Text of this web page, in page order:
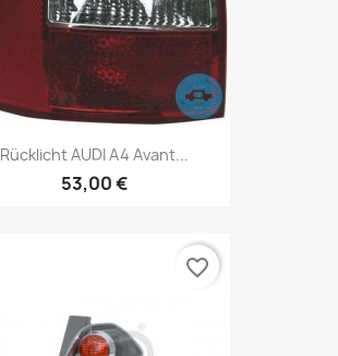
Rücklicht AUDI A4 Avant...
53,00 €
favorite_border